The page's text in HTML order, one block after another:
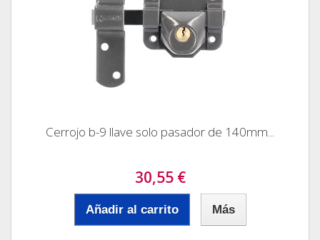
Cerrojo b-9 llave solo pasador de 140mm...
30,55 €
Añadir al carrito Más